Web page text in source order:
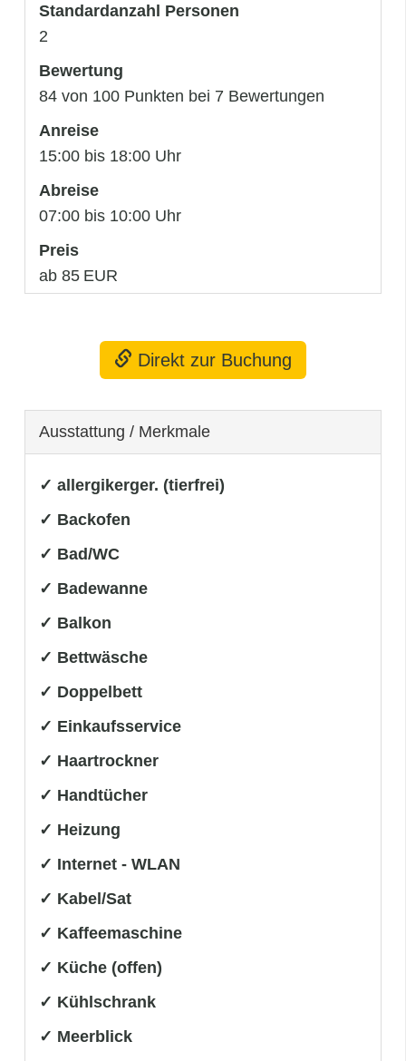
Standardanzahl Personen
2
Bewertung
84 von 100 Punkten bei 7 Bewertungen
Anreise
15:00 bis 18:00 Uhr
Abreise
07:00 bis 10:00 Uhr
Preis
ab 85 EUR
Direkt zur Buchung
Ausstattung / Merkmale
✓ allergikerger. (tierfrei)
✓ Backofen
✓ Bad/WC
✓ Badewanne
✓ Balkon
✓ Bettwäsche
✓ Doppelbett
✓ Einkaufsservice
✓ Haartrockner
✓ Handtücher
✓ Heizung
✓ Internet - WLAN
✓ Kabel/Sat
✓ Kaffeemaschine
✓ Küche (offen)
✓ Kühlschrank
✓ Meerblick